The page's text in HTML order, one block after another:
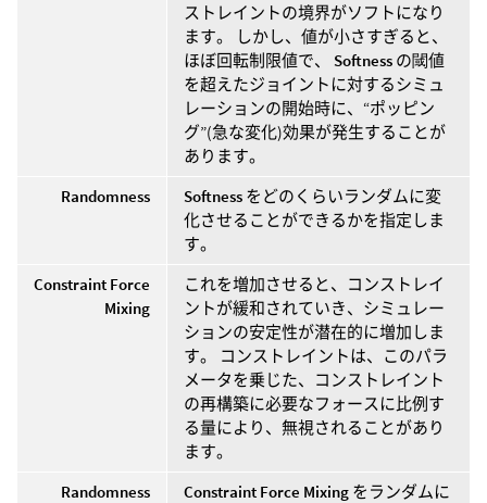
ストレイントの境界がソフトになり
ます。 しかし、値が小さすぎると、
ほぼ回転制限値で、 Softness の閾値
を超えたジョイントに対するシミュ
レーションの開始時に、“ポッピン
グ”(急な変化)効果が発生することが
あります。
Randomness
Softness をどのくらいランダムに変
化させることができるかを指定しま
す。
Constraint Force
Mixing
これを増加させると、コンストレイ
ントが緩和されていき、シミュレー
ションの安定性が潜在的に増加しま
す。 コンストレイントは、このパラ
メータを乗じた、コンストレイント
の再構築に必要なフォースに比例す
る量により、無視されることがあり
ます。
Randomness
Constraint Force Mixing をランダムに